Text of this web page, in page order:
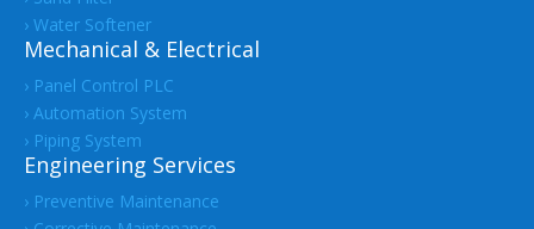
› Water Softener
Mechanical & Electrical
› Panel Control PLC
› Automation System
› Piping System
Engineering Services
› Preventive Maintenance